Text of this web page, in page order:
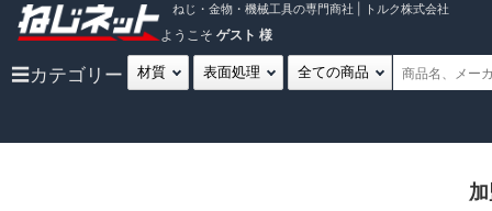
ねじ・金物・機械工具の専門商社 | トルク株式会社
ようこそ ゲスト 様
☰カテゴリー